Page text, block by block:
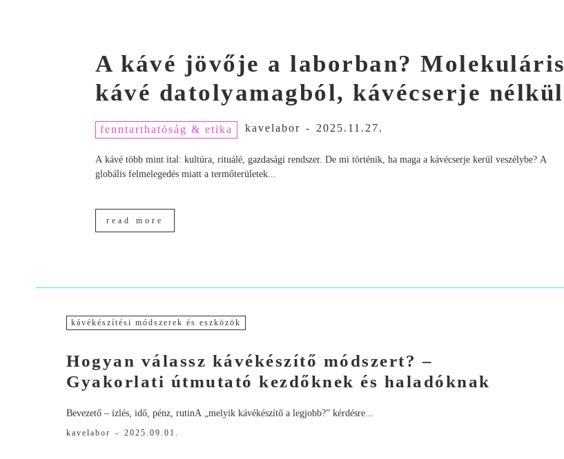
A kávé jövője a laborban? Molekuláris
kávé datolyamagból, kávécserje nélkül
fenntarthatóság & etika kavelabor - 2025.11.27.
A kávé több mint ital: kultúra, rituálé, gazdasági rendszer. De mi történik, ha maga a kávécserje kerül veszélybe? A
globális felmelegedés miatt a termőterületek...
read more
kávékészítési módszerek és eszközök
Hogyan válassz kávékészítő módszert? –
Gyakorlati útmutató kezdőknek és haladóknak
Bevezető – ízlés, idő, pénz, rutinA „melyik kávékészítő a legjobb?” kérdésre...
kavelabor - 2025.09.01.